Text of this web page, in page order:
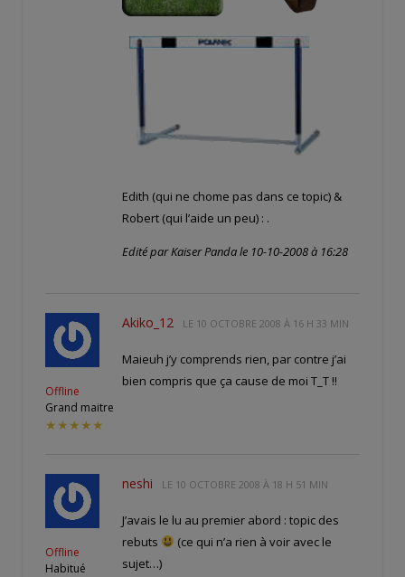
Edith (qui ne chome pas dans ce topic) &
Robert (qui l’aide un peu) : .
Edité par Kaiser Panda le 10-10-2008 à 16:28
Offline
Grand maitre
★★★★★
Akiko_12 LE 10 OCTOBRE 2008 À 16 H 33 MIN
Maieuh j’y comprends rien, par contre j’ai
bien compris que ça cause de moi T_T !!
Offline
Habitué
neshi LE 10 OCTOBRE 2008 À 18 H 51 MIN
J’avais le lu au premier abord : topic des
rebuts
(ce qui n’a rien à voir avec le
sujet…)